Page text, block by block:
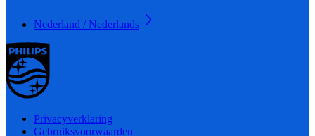
Nederland / Nederlands
Privacyverklaring
Gebruiksvoorwaarden